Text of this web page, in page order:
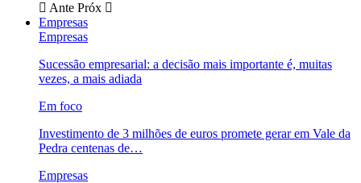
Ante Próx
Empresas
Empresas
Sucessão empresarial: a decisão mais importante é, muitas
vezes, a mais adiada
Em foco
Investimento de 3 milhões de euros promete gerar em Vale da
Pedra centenas de…
Empresas